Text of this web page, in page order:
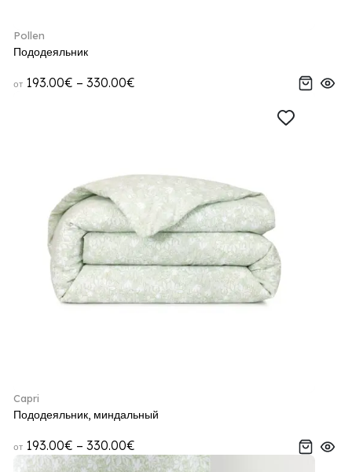
Pollen
Пододеяльник
от 193.00€ – 330.00€
Capri
Пододеяльник, миндальный
от 193.00€ – 330.00€